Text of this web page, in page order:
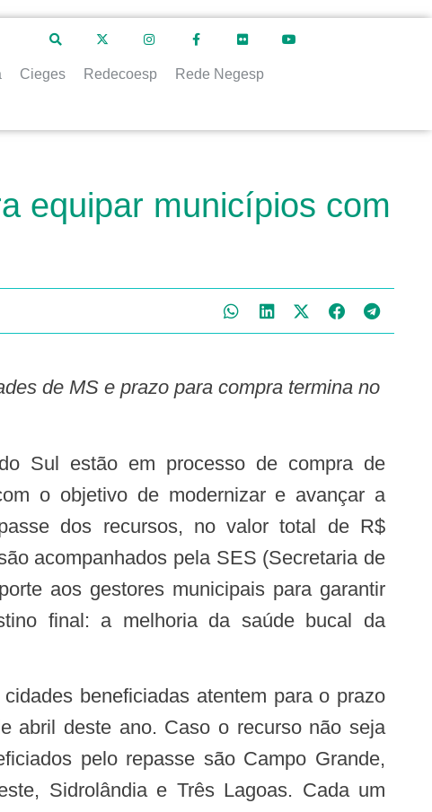
Cieges Redecoesp Rede Negesp
equipar municípios com
Sul estão em processo de compra de
o objetivo de modernizar e avançar a
dos recursos, no valor total de R$
acompanhados pela SES (Secretaria de
aos gestores municipais para garantir
final: a melhoria da saúde bucal da
abril deste ano. Caso o recurso não seja
pelo repasse são Campo Grande,
Sidrolândia e Três Lagoas. Cada um